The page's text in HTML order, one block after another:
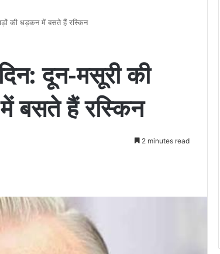
की धड़कन में बसते हैं रस्किन
दून-मसूरी की
बसते हैं रस्किन
2 minutes read